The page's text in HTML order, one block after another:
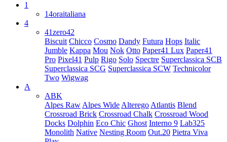
1
14oraitaliana
4
41zero42
Biscuit Chicco Cosmo Dandy Futura Hops Italic
Jumble Kappa Mou Nok Otto Paper41 Lux Paper41
Pro Pixel41 Pulp Rigo Solo Spectre Superclassica SCB
Superclassica SCG Superclassica SCW Technicolor
Two Wigwag
A
ABK
Alpes Raw Alpes Wide Alterego Atlantis Blend
Crossroad Brick Crossroad Chalk Crossroad Wood
Docks Dolphin Eco Chic Ghost Interno 9 Lab325
Monolith Native Nesting Room Out.20 Pietra Viva